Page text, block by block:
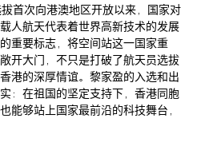
首次向港澳地区开放以来，国家对
人航天代表着世界高新技术的发展
重要标志，将空间站这一国家重
开大门，不只是打破了航天员选拔
港的深厚情谊。黎家盈的入选和出
：在祖国的坚定支持下，香港同胞
能够站上国家最前沿的科技舞台，